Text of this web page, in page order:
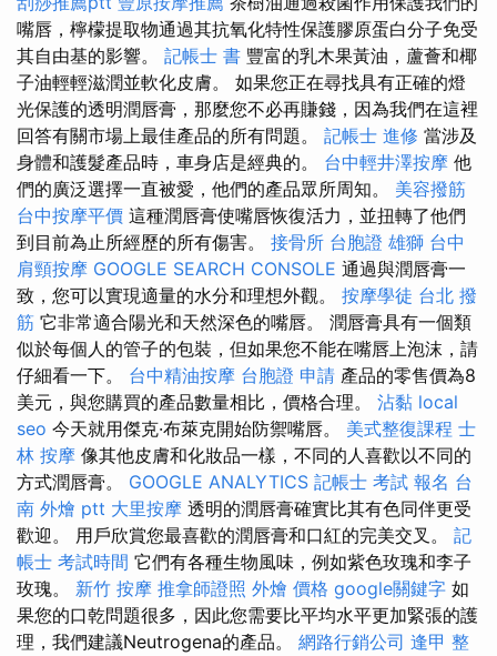
嘴唇，檸檬提取物通過其抗氧化特性保護膠原蛋白分子免受
其自由基的影響。 記帳士 書 豐富的乳木果黃油，蘆薈和椰
子油輕輕滋潤並軟化皮膚。 如果您正在尋找具有正確的燈
光保護的透明潤唇膏，那麼您不必再賺錢，因為我們在這裡
回答有關市場上最佳產品的所有問題。 記帳士 進修 當涉及
身體和護髮產品時，車身店是經典的。 台中輕井澤按摩 他
們的廣泛選擇一直被愛，他們的產品眾所周知。 美容撥筋
台中按摩平價 這種潤唇膏使嘴唇恢復活力，並扭轉了他們
到目前為止所經歷的所有傷害。 接骨所 台胞證 雄獅 台中
肩頸按摩 GOOGLE SEARCH CONSOLE 通過與潤唇膏一
致，您可以實現適量的水分和理想外觀。 按摩學徒 台北 撥
筋 它非常適合陽光和天然深色的嘴唇。 潤唇膏具有一個類
似於每個人的管子的包裝，但如果您不能在嘴唇上泡沫，請
仔細看一下。 台中精油按摩 台胞證 申請 產品的零售價為8
美元，與您購買的產品數量相比，價格合理。 沾黏 local
seo 今天就用傑克·布萊克開始防禦嘴唇。 美式整復課程 士
林 按摩 像其他皮膚和化妝品一樣，不同的人喜歡以不同的
方式潤唇膏。 GOOGLE ANALYTICS 記帳士 考試 報名 台
南 外燴 ptt 大里按摩 透明的潤唇膏確實比其有色同伴更受
歡迎。 用戶欣賞您最喜歡的潤唇膏和口紅的完美交叉。 記
帳士 考試時間 它們有各種生物風味，例如紫色玫瑰和李子
玫瑰。 新竹 按摩 推拿師證照 外燴 價格 google關鍵字 如
果您的口乾問題很多，因此您需要比平均水平更加緊張的護
理，我們建議Neutrogena的產品。 網路行銷公司 逢甲 整